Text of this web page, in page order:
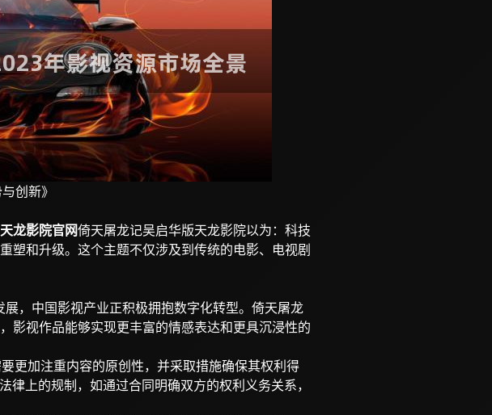
创新》
天龙影院官网倚天屠龙记吴启华版天龙影院以为：科技
塑和升级。这个主题不仅涉及到传统的电影、电视剧
，中国影视产业正积极拥抱数字化转型。倚天屠龙
影视作品能够实现更丰富的情感表达和更具沉浸性的
更加注重内容的原创性，并采取措施确保其权利得
上的规制，如通过合同明确双方的权利义务关系，